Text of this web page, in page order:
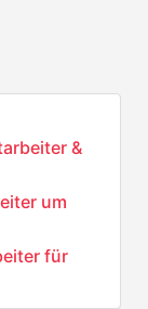
&
um
für